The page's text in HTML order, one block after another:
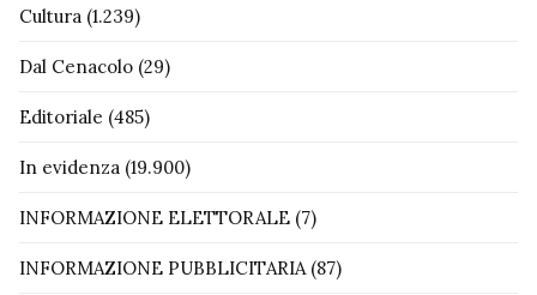
Cultura (1.239)
Dal Cenacolo (29)
Editoriale (485)
In evidenza (19.900)
INFORMAZIONE ELETTORALE (7)
INFORMAZIONE PUBBLICITARIA(87)